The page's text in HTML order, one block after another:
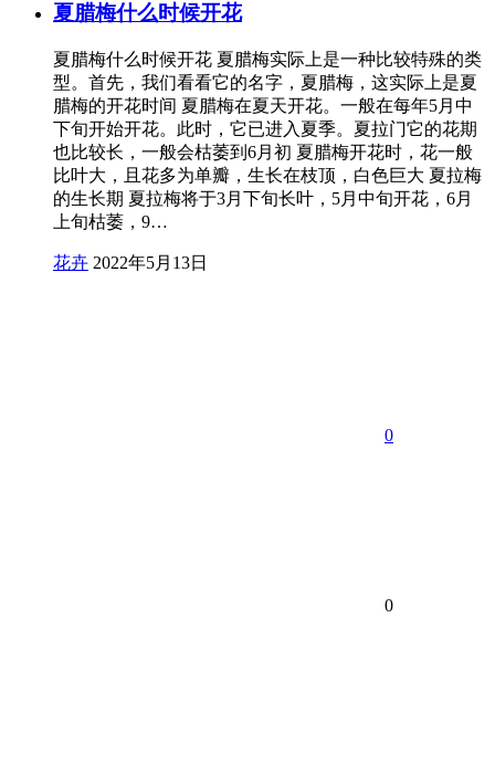
夏腊梅什么时候开花
夏腊梅什么时候开花 夏腊梅实际上是一种比较特殊的类
型。首先，我们看看它的名字，夏腊梅，这实际上是夏
腊梅的开花时间 夏腊梅在夏天开花。一般在每年5月中
下旬开始开花。此时，它已进入夏季。夏拉门它的花期
也比较长，一般会枯萎到6月初 夏腊梅开花时，花一般
比叶大，且花多为单瓣，生长在枝顶，白色巨大 夏拉梅
的生长期 夏拉梅将于3月下旬长叶，5月中旬开花，6月
上旬枯萎，9…
花卉 2022年5月13日
0
0